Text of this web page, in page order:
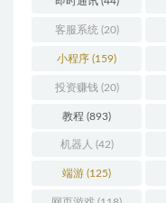
客服系统 (20)
小程序 (159)
投资赚钱 (20)
教程 (893)
机器人 (42)
端游 (125)